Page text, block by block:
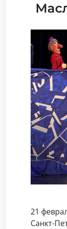
21
Санкт-